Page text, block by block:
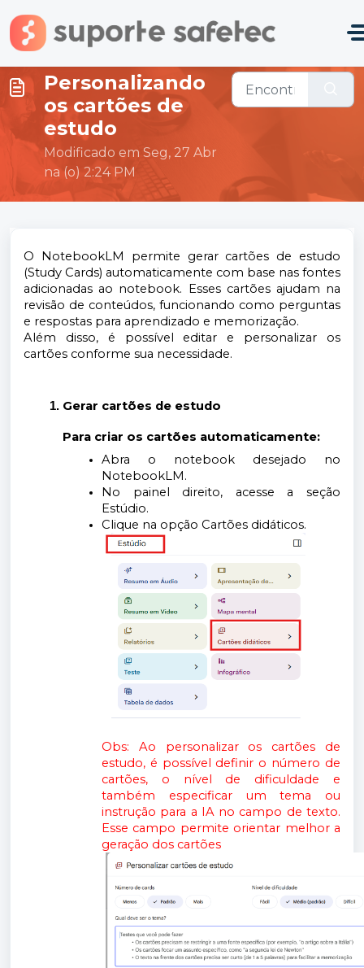
Ir para o conteúdo principal
Personalizando
os cartões de
estudo
Modificado em Seg, 27 Abr
na (o) 2:24 PM
O NotebookLM permite gerar cartões de estudo
(Study Cards) automaticamente com base nas fontes
adicionadas ao notebook. Esses cartões ajudam na
revisão de conteúdos, funcionando como perguntas
e respostas para aprendizado e memorização.
Além disso, é possível editar e personalizar os
cartões conforme sua necessidade.
Gerar cartões de estudo
Para criar os cartões automaticamente:
Abra o notebook desejado no
NotebookLM.
No painel direito, acesse a seção
Estúdio.
Clique na opção Cartões didáticos.
Obs: Ao personalizar os cartões de
estudo, é possível definir o número de
cartões, o nível de dificuldade e
também especificar um tema ou
instrução para a IA no campo de texto.
Esse campo permite orientar melhor a
geração dos cartões